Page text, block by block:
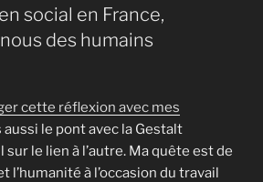
social en France,
des humains
cette réflexion avec mes
aussi le pont avec la Gestalt
le lien à l’autre. Ma quête est de
l’humanité à l’occasion du travail